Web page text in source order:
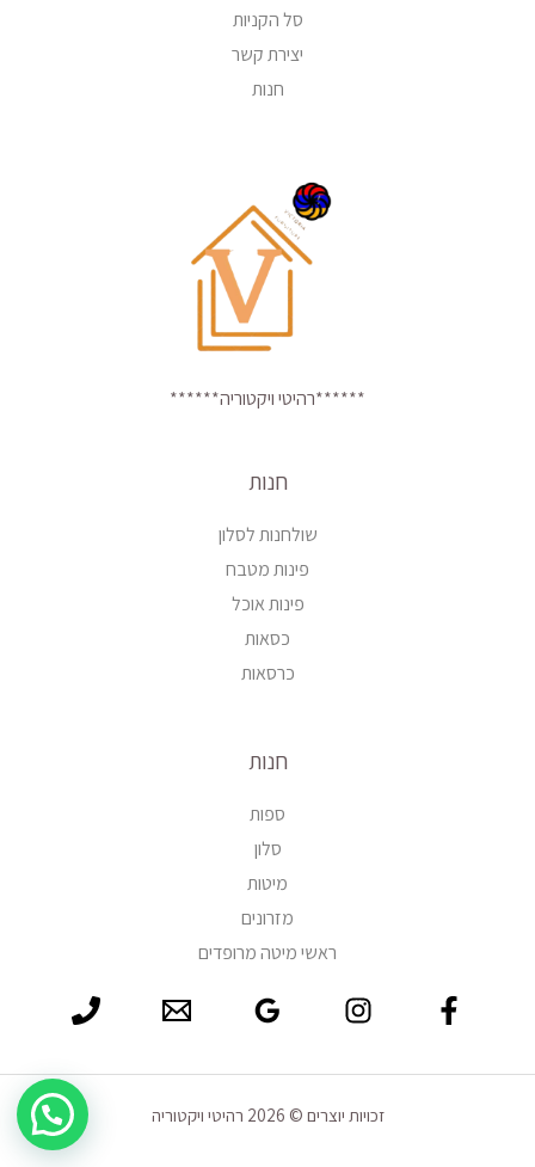
סל הקניות
יצירת קשר
חנות
******רהיטי ויקטוריה******
חנות
שולחנות לסלון
פינות מטבח
פינות אוכל
כסאות
כרסאות
חנות
ספות
סלון
מיטות
מזרונים
ראשי מיטה מרופדים
זכויות יוצרים © 2026 רהיטי ויקטוריה